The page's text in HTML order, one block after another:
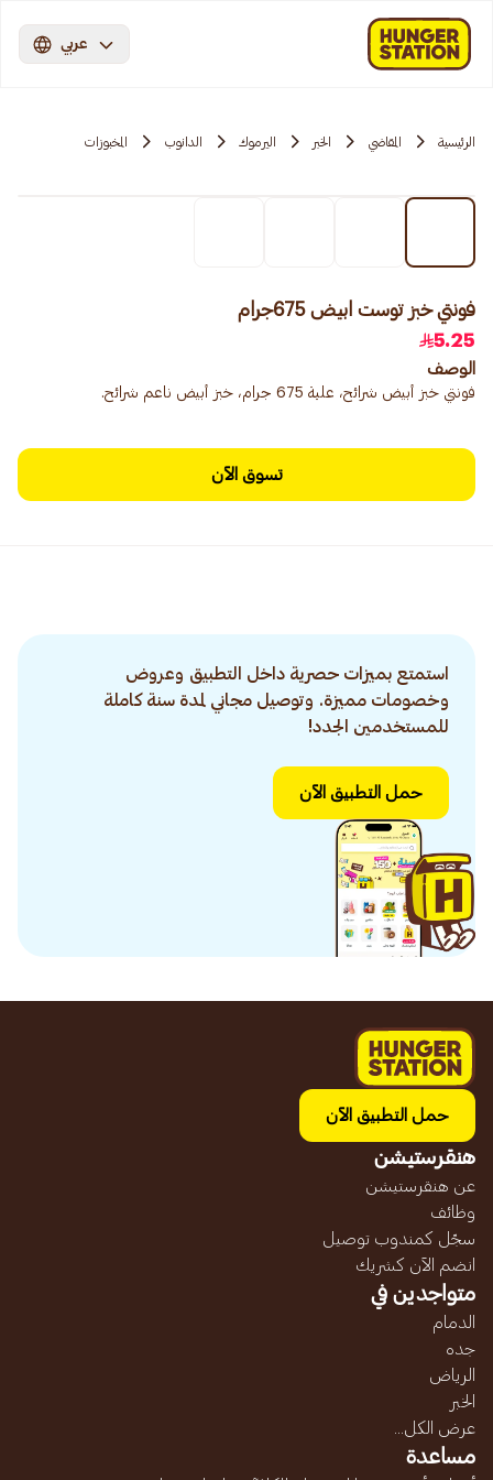
عربي
الرئيسية المقاضي الخبر اليرموك الدانوب المخبوزات
فونتي خبز توست ابيض 675جرام
5.25
الوصف
فونتي خبز أبيض شرائح، علبة 675 جرام، خبز أبيض ناعم شرائح.
تسوق الآن
استمتع بميزات حصرية داخل التطبيق وعروض
وخصومات مميزة. وتوصيل مجاني لمدة سنة كاملة
للمستخدمين الجدد!
حمل التطبيق الآن
حمل التطبيق الآن
هنقرستيشن
عن هنقرستيشن
وظائف
سجّل كمندوب توصيل
انضم الآن كشريك
متواجدين في
الدمام
جده
الرياض
الخبر
عرض الكل...
مساعدة